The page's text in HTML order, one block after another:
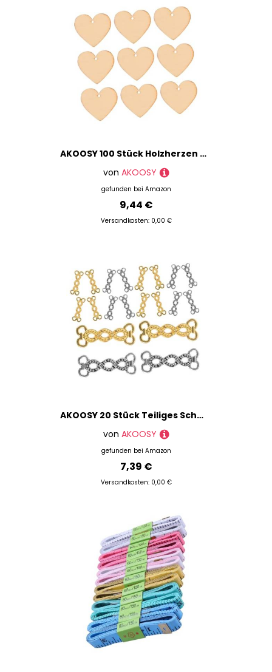
AKOOSY 100 Stück Holzherzen mit Loch Bastelholzscheiben zum Bemalen und Beschriften Naturbelassene Glatte Holzanhänger für DIY Dekoration und Handwerk Umweltfreundliche Holzherzen
von AKOOSY
gefunden bei Amazon
9,44 €
Versandkosten: 0,00 €
AKOOSY 20 Stück Teiliges Schmuckverbinder DIY Armband Kettenverlängerung mit Blumen design Vielseitige Charm Links für Flexible Halsketten Armbandgestaltung Antikes Silber und Goldfarben
von AKOOSY
gefunden bei Amazon
7,39 €
Versandkosten: 0,00 €